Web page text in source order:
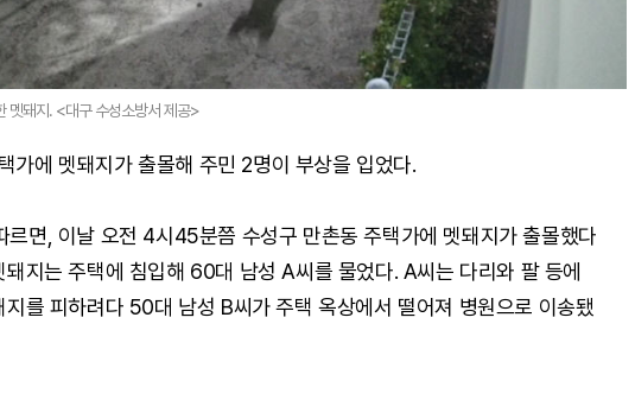
멧돼지. <대구 수성소방서 제공>
가에 멧돼지가 출몰해 주민 2명이 부상을 입었다.
르면, 이날 오전 4시45분쯤 수성구 만촌동 주택가에 멧돼지가 출몰했다
지는 주택에 침입해 60대 남성 A씨를 물었다. A씨는 다리와 팔 등에
를 피하려다 50대 남성 B씨가 주택 옥상에서 떨어져 병원으로 이송됐